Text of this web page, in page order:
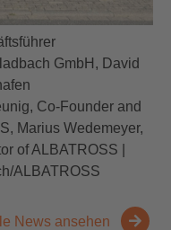
GmbH, David
Co-Founder and
Marius Wedemeyer,
of ALBATROSS |
ALBATROSS
News ansehen